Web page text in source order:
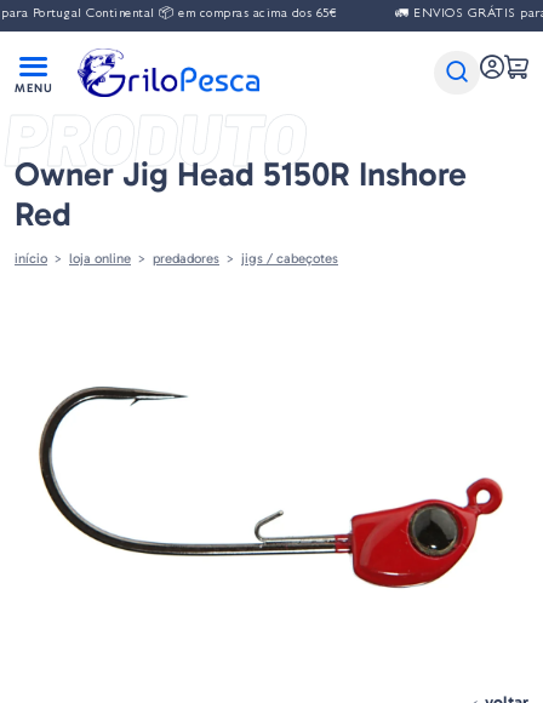
Portugal Continental 📦 em compras acima dos 65€ 🚛 ENVIOS GRÁTIS
PRODUTO
Owner Jig Head 5150R Inshore
Red
início loja online predadores jigs / cabeçotes